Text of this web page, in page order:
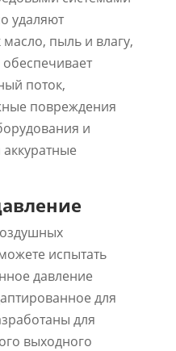
удаляют
масло, пыль и влагу,
обеспечивает
поток,
повреждения
и
испытать
давление
для
для
выходного